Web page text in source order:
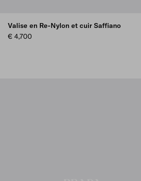
Valise en Re-Nylon et cuir Saffiano
€ 4,700